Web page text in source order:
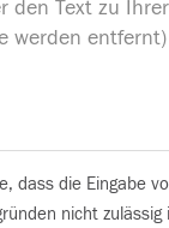
dass die Eingabe
nicht zulässig